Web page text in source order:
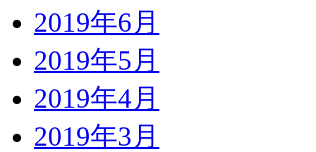
2019年6月
2019年5月
2019年4月
2019年3月